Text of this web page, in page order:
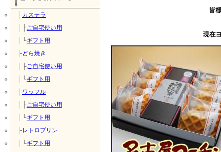
├カステラ
│├ご自宅使い用
│└ギフト用
├どら焼き
│├ご自宅使い用
│└ギフト用
├ワッフル
│├ご自宅使い用
│└ギフト用
├レトロプリン
│└ギフト用
皆
現在